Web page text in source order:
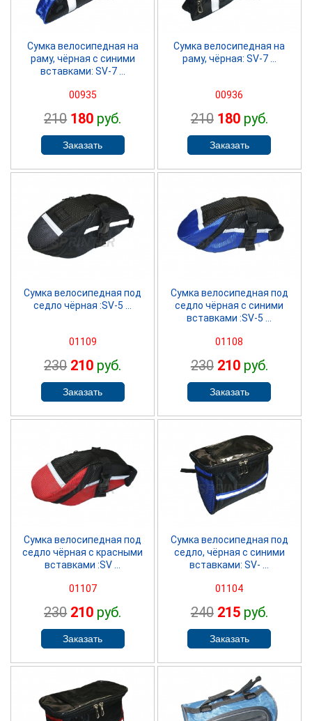
Сумка велосипедная на
раму, чёрная с синими
вставками: SV-7 ...
00935
210 180 руб.
Сумка велосипедная на
раму, чёрная: SV-7 ...
00936
210 180руб.
SPRINTER
Сумка велосипедная под
седло чёрная :SV-5 ...
01109
230 210 руб.
SPRINTER
Сумка велосипедная под
седло чёрная с синими
вставками :SV-5 ...
01108
230 210руб.
SPRINTER
Сумка велосипедная под
седло чёрная с красными
вставками :SV ...
01107
230 210 руб.
SPRINTER
Сумка велосипедная под
седло, чёрная с синими
вставками: SV- ...
01104
240 215руб.